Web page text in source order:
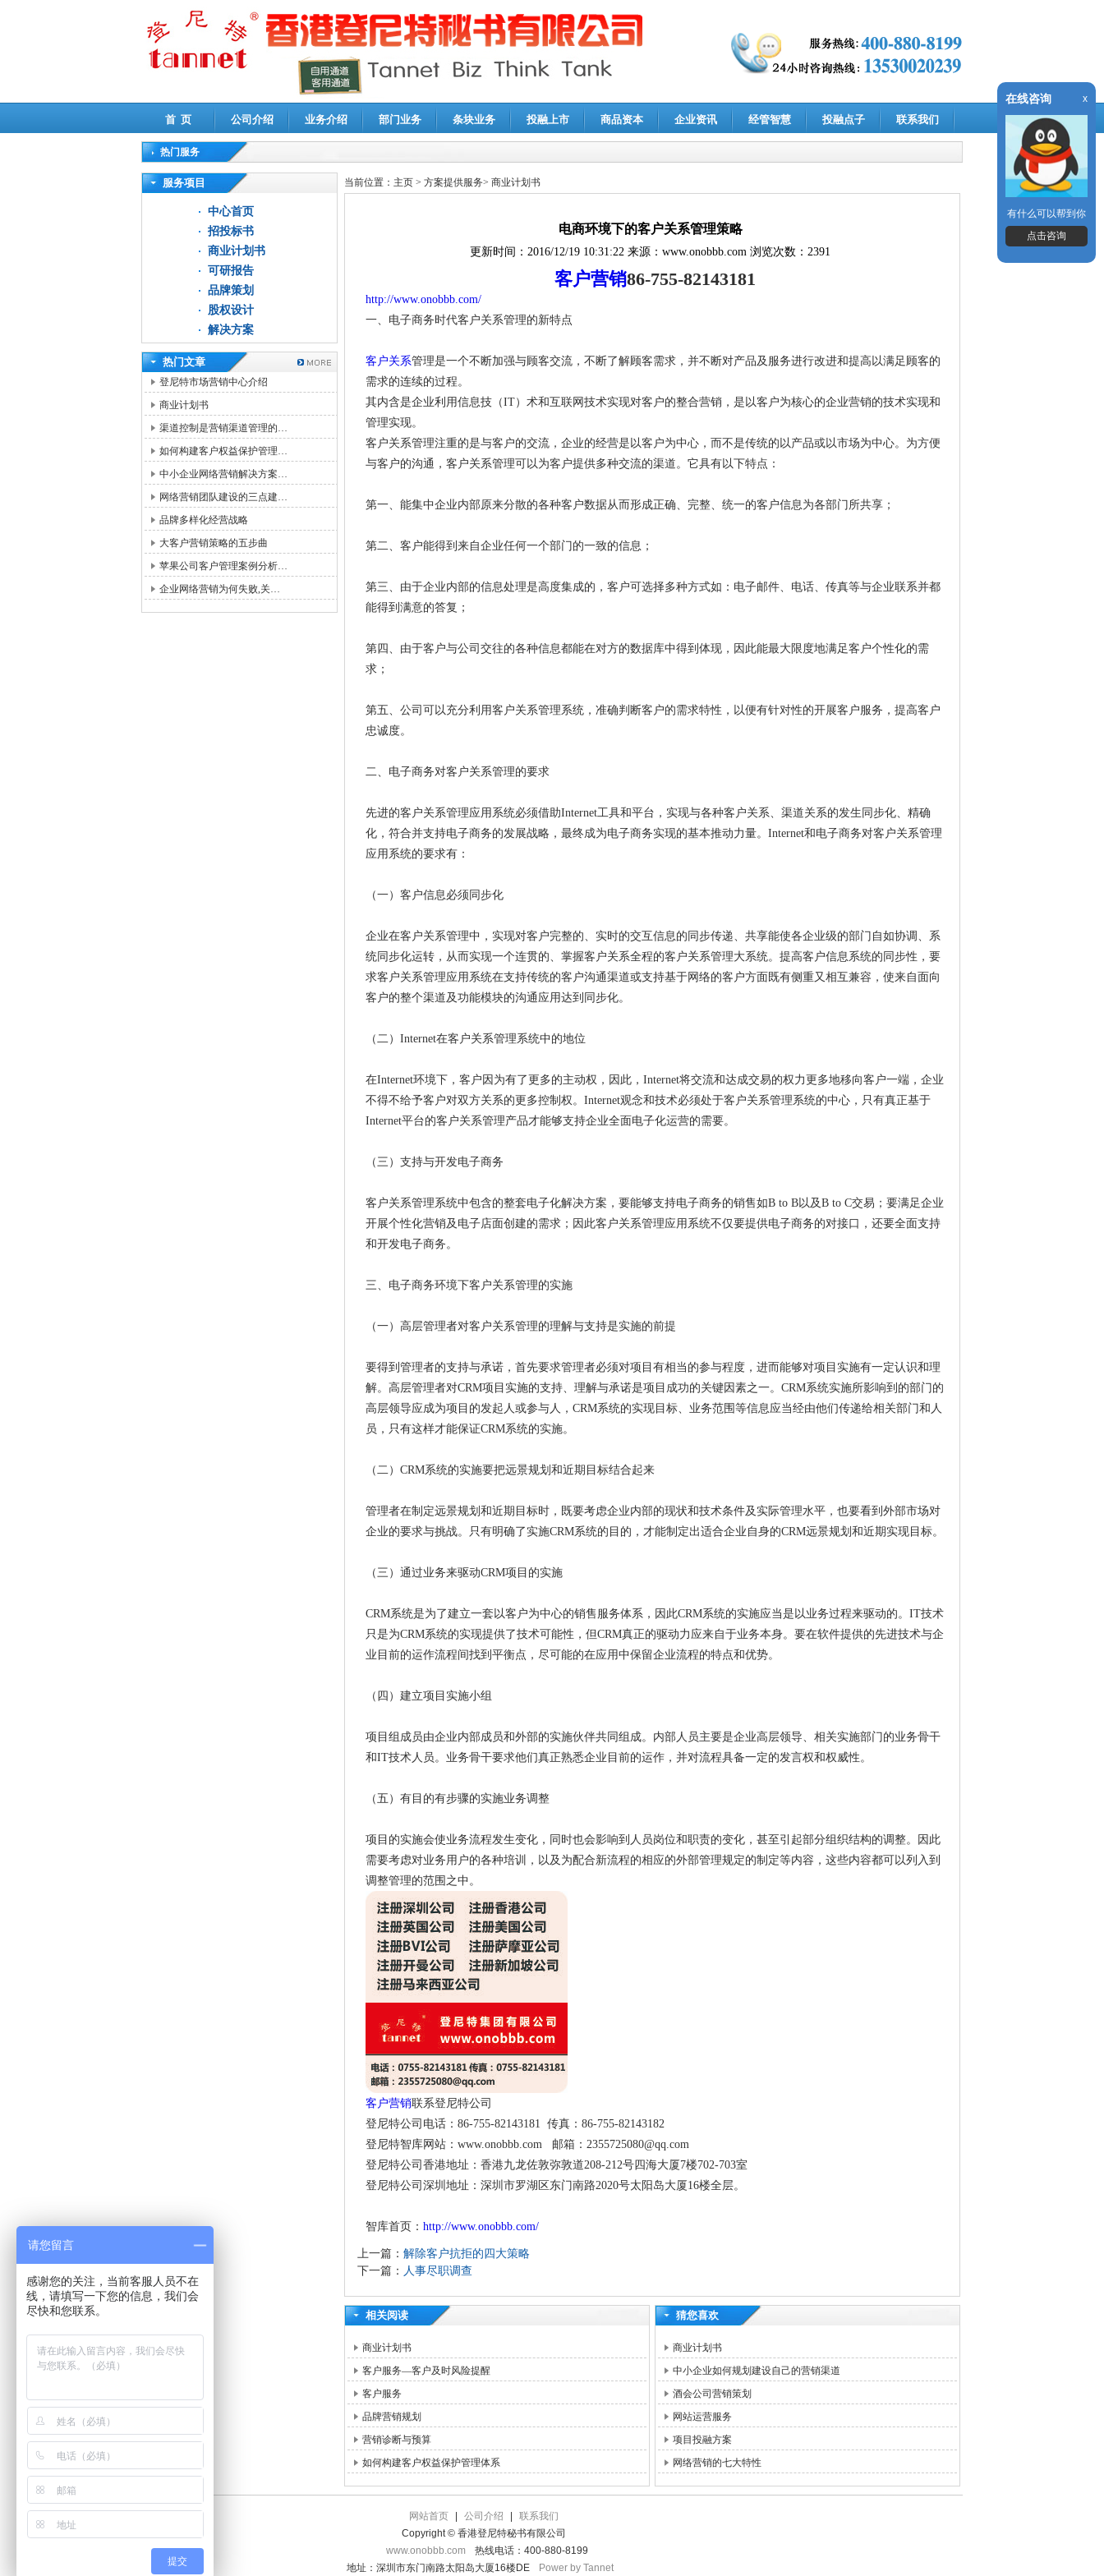
首 页 公司介绍 业务介绍 部门业务 条块业务 投融上市 商品资本 企业资讯 经管智慧 投融点子 联系我们
热门服务
高新技术企业认定审计|企业所得税汇算清缴申报鉴证
服务项目
中心首页
招投标书
商业计划书
可研报告
品牌策划
股权设计
解决方案
热门文章
登尼特市场营销中心介绍
商业计划书
渠道控制是营销渠道管理的…
如何构建客户权益保护管理…
中小企业网络营销解决方案…
网络营销团队建设的三点建…
品牌多样化经营战略
大客户营销策略的五步曲
苹果公司客户管理案例分析…
企业网络营销为何失败,关…
当前位置： 主页 > 方案提供服务> 商业计划书
电商环境下的客户关系管理策略
更新时间： 2016/12/19 10:31:22 来源： www.onobbb.com 浏览次数：2391
客户营销86-755-82143181
http://www.onobbb.com/
一、电子商务时代客户关系管理的新特点
客户关系管理是一个不断加强与顾客交流，不断了解顾客需求，并不断对产品及服务进行改进和提高以满足顾客的
需求的连续的过程。
其内含是企业利用信息技（IT）术和互联网技术实现对客户的整合营销，是以客户为核心的企业营销的技术实现和
管理实现。
客户关系管理注重的是与客户的交流，企业的经营是以客户为中心，而不是传统的以产品或以市场为中心。为方便
与客户的沟通，客户关系管理可以为客户提供多种交流的渠道。它具有以下特点：
第一、能集中企业内部原来分散的各种客户数据从而形成正确、完整、统一的客户信息为各部门所共享；
第二、客户能得到来自企业任何一个部门的一致的信息；
第三、由于企业内部的信息处理是高度集成的，客户可选择多种方式如：电子邮件、电话、传真等与企业联系并都
能得到满意的答复；
第四、由于客户与公司交往的各种信息都能在对方的数据库中得到体现，因此能最大限度地满足客户个性化的需
求；
第五、公司可以充分利用客户关系管理系统，准确判断客户的需求特性，以便有针对性的开展客户服务，提高客户
忠诚度。
二、电子商务对客户关系管理的要求
先进的客户关系管理应用系统必须借助Internet工具和平台，实现与各种客户关系、渠道关系的发生同步化、精确
化，符合并支持电子商务的发展战略，最终成为电子商务实现的基本推动力量。Internet和电子商务对客户关系管理
应用系统的要求有：
（一）客户信息必须同步化
企业在客户关系管理中，实现对客户完整的、实时的交互信息的同步传递、共享能使各企业级的部门自如协调、系
统同步化运转，从而实现一个连贯的、掌握客户关系全程的客户关系管理大系统。提高客户信息系统的同步性，要
求客户关系管理应用系统在支持传统的客户沟通渠道或支持基于网络的客户方面既有侧重又相互兼容，使来自面向
客户的整个渠道及功能模块的沟通应用达到同步化。
（二）Internet在客户关系管理系统中的地位
在Internet环境下，客户因为有了更多的主动权，因此，Internet将交流和达成交易的权力更多地移向客户一端，企业
不得不给予客户对双方关系的更多控制权。Internet观念和技术必须处于客户关系管理系统的中心，只有真正基于
Internet平台的客户关系管理产品才能够支持企业全面电子化运营的需要。
（三）支持与开发电子商务
客户关系管理系统中包含的整套电子化解决方案，要能够支持电子商务的销售如B to B以及B to C交易；要满足企业
开展个性化营销及电子店面创建的需求；因此客户关系管理应用系统不仅要提供电子商务的对接口，还要全面支持
和开发电子商务。
三、电子商务环境下客户关系管理的实施
（一）高层管理者对客户关系管理的理解与支持是实施的前提
要得到管理者的支持与承诺，首先要求管理者必须对项目有相当的参与程度，进而能够对项目实施有一定认识和理
解。高层管理者对CRM项目实施的支持、理解与承诺是项目成功的关键因素之一。CRM系统实施所影响到的部门的
高层领导应成为项目的发起人或参与人，CRM系统的实现目标、业务范围等信息应当经由他们传递给相关部门和人
员，只有这样才能保证CRM系统的实施。
（二）CRM系统的实施要把远景规划和近期目标结合起来
管理者在制定远景规划和近期目标时，既要考虑企业内部的现状和技术条件及实际管理水平，也要看到外部市场对
企业的要求与挑战。只有明确了实施CRM系统的目的，才能制定出适合企业自身的CRM远景规划和近期实现目标。
（三）通过业务来驱动CRM项目的实施
CRM系统是为了建立一套以客户为中心的销售服务体系，因此CRM系统的实施应当是以业务过程来驱动的。IT技术
只是为CRM系统的实现提供了技术可能性，但CRM真正的驱动力应来自于业务本身。要在软件提供的先进技术与企
业目前的运作流程间找到平衡点，尽可能的在应用中保留企业流程的特点和优势。
（四）建立项目实施小组
项目组成员由企业内部成员和外部的实施伙伴共同组成。内部人员主要是企业高层领导、相关实施部门的业务骨干
和IT技术人员。业务骨干要求他们真正熟悉企业目前的运作，并对流程具备一定的发言权和权威性。
（五）有目的有步骤的实施业务调整
项目的实施会使业务流程发生变化，同时也会影响到人员岗位和职责的变化，甚至引起部分组织结构的调整。因此
需要考虑对业务用户的各种培训，以及为配合新流程的相应的外部管理规定的制定等内容，这些内容都可以列入到
调整管理的范围之中。
客户营销联系登尼特公司
登尼特公司电话：86-755-82143181 传真：86-755-82143182
登尼特智库网站：www.onobbb.com 邮箱：2355725080@qq.com
登尼特公司香港地址：香港九龙佐敦弥敦道208-212号四海大厦7楼702-703室
登尼特公司深圳地址：深圳市罗湖区东门南路2020号太阳岛大厦16楼全层。
智库首页： http://www.onobbb.com/
上一篇： 解除客户抗拒的四大策略
下一篇： 人事尽职调查
相关阅读
商业计划书
客户服务—客户及时风险提醒
客户服务
品牌营销规划
营销诊断与预算
如何构建客户权益保护管理体系
猜您喜欢
商业计划书
中小企业如何规划建设自己的营销渠道
酒会公司营销策划
网站运营服务
项目投融方案
网络营销的七大特性
网站首页 公司介绍
联系我们
Copyright © 香港登尼特秘书有限公司
www.onobbb.com
热线电话：400-880-8199
地址：深圳市东门南路太阳岛大厦16楼DE
Power by Tannet
在线咨询 x
有什么可以帮到你
点击咨询
请您留言
感谢您的关注，当前客服人员不在
线，请填写一下您的信息，我们会
尽快和您联系。
提交